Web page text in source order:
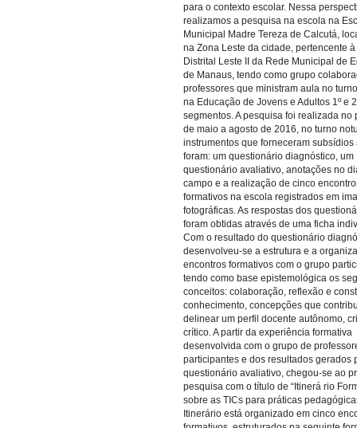
para o contexto escolar. Nessa
realizamos a pesquisa na escola na
Municipal Madre Tereza de Calcutá,
na Zona Leste da cidade, pertencente
Distrital Leste II da Rede Municipal de
de Manaus, tendo como grupo
professores que ministram aula no
na Educação de Jovens e Adultos 1º e
segmentos. A pesquisa foi realizada no
de maio a agosto de 2016, no turno
instrumentos que forneceram subsídios
foram: um questionário diagnóstico, um
questionário avaliativo, anotações no
campo e a realização de cinco
formativos na escola registrados em
fotográficas. As respostas dos
foram obtidas através de uma ficha
Com o resultado do questionário
desenvolveu-se a estrutura e a
encontros formativos com o grupo
tendo como base epistemológica os
conceitos: colaboração, reflexão e
conhecimento, concepções que
delinear um perfil docente autônomo,
crítico. A partir da experiência formativa
desenvolvida com o grupo de
participantes e dos resultados gerados
questionário avaliativo, chegou-se ao
pesquisa com o título de “Itinerá rio
sobre as TICs para práticas
Itinerário está organizado em cinco